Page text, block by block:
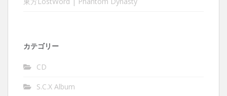
カテゴリー
CD
S.C.X Album